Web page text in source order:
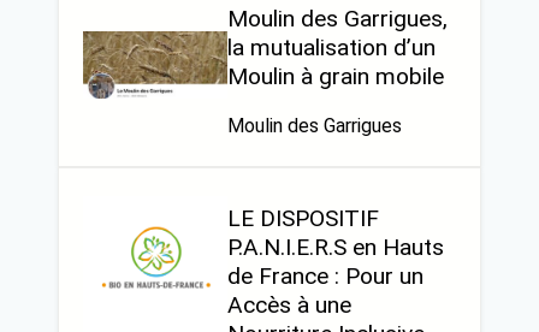
Moulin des Garrigues,
la mutualisation d’un
Moulin à grain mobile
Moulin des Garrigues
LE DISPOSITIF
P.A.N.I.E.R.S en Hauts
de France : Pour un
Accès à une